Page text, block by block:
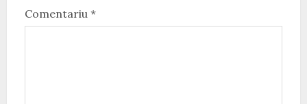
Comentariu *